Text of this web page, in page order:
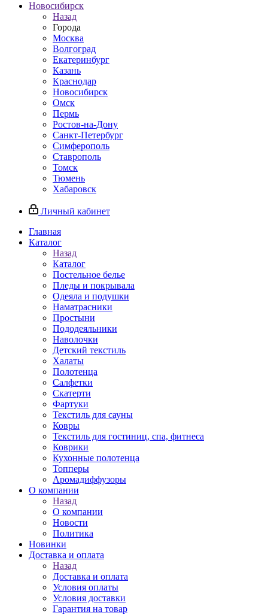
Новосибирск
Назад
Города
Москва
Волгоград
Екатеринбург
Казань
Краснодар
Новосибирск
Омск
Пермь
Ростов-на-Дону
Санкт-Петербург
Симферополь
Ставрополь
Томск
Тюмень
Хабаровск
Личный кабинет
Главная
Каталог
Назад
Каталог
Постельное белье
Пледы и покрывала
Одеяла и подушки
Наматрасники
Простыни
Пододеяльники
Наволочки
Детский текстиль
Халаты
Полотенца
Салфетки
Скатерти
Фартуки
Текстиль для сауны
Ковры
Текстиль для гостиниц, спа, фитнеса
Коврики
Кухонные полотенца
Топперы
Аромадиффузоры
О компании
Назад
О компании
Новости
Политика
Новинки
Доставка и оплата
Назад
Доставка и оплата
Условия оплаты
Условия доставки
Гарантия на товар